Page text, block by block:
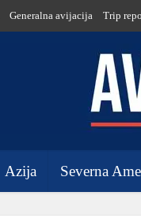
Generalna avijacija Trip
Azija Severna